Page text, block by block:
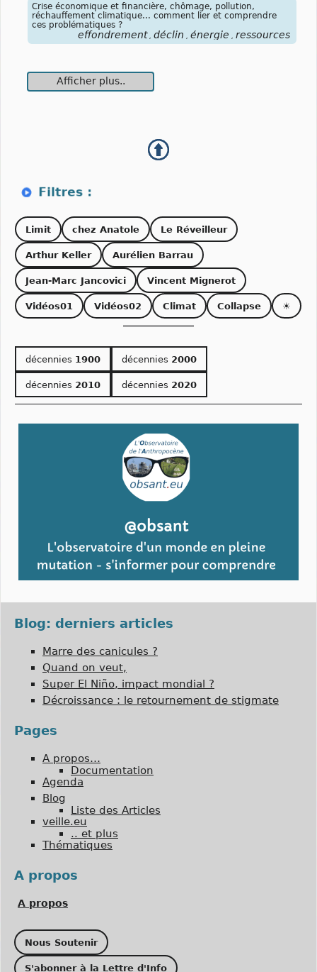
Crise économique et financière, chômage, pollution,
réchauffement climatique... comment lier et comprendre
ces problématiques ?
effondrement déclin énergie ressources
Afficher plus..
Limit chez Anatole Le Réveilleur
Arthur Keller Aurélien Barrau
Jean-Marc Jancovici Vincent Mignerot
Vidéos01 Vidéos02 Climat Collapse ☀
décennies 1900 décennies 2000
décennies 2010 décennies 2020
Blog: derniers articles
Marre des canicules ?
Quand on veut,
Super El Niño, impact mondial ?
Décroissance : le retournement de stigmate
Pages
A propos…
Documentation
Agenda
Blog
Liste des Articles
veille.eu
.. et plus
Thématiques
A propos
A propos
Nous Soutenir
S'abonner à la Lettre d'Info